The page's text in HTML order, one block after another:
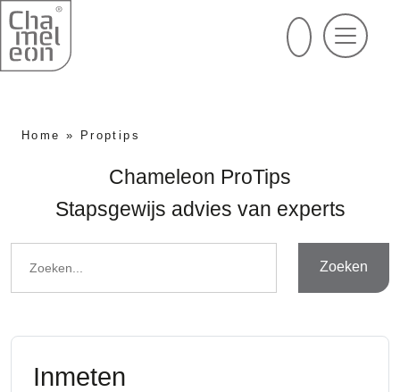
Home » Proptips
Chameleon ProTips
Stapsgewijs advies van experts
Zoeken
Inmeten